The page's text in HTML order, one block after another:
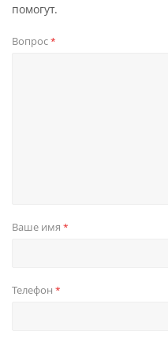
помогут.
Вопрос*
Ваше имя *
Телефон *